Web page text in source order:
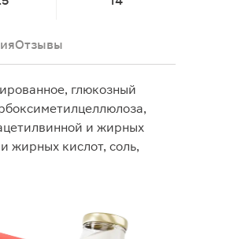
Отзывы
глюкозный
и жирных
жирных кислот, соль,